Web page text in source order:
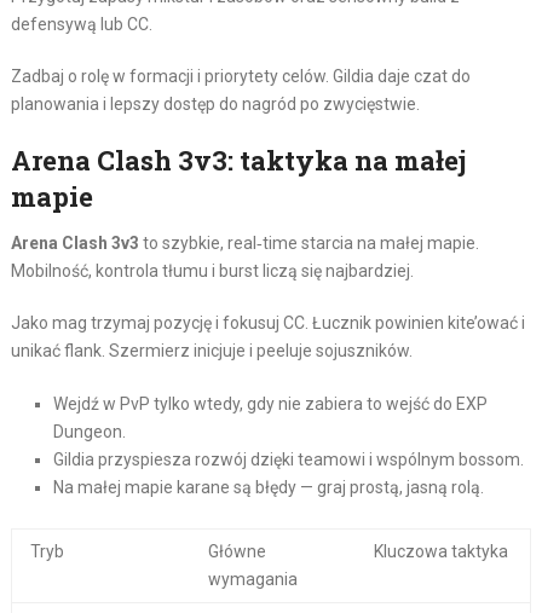
defensywą lub CC.
Zadbaj o rolę w formacji i priorytety celów. Gildia daje czat do
planowania i lepszy dostęp do nagród po zwycięstwie.
Arena Clash 3v3: taktyka na małej
mapie
Arena Clash 3v3 to szybkie, real‑time starcia na małej mapie.
Mobilność, kontrola tłumu i burst liczą się najbardziej.
Jako mag trzymaj pozycję i fokusuj CC. Łucznik powinien kite’ować i
unikać flank. Szermierz inicjuje i peeluje sojuszników.
Wejdź w PvP tylko wtedy, gdy nie zabiera to wejść do EXP
Dungeon.
Gildia przyspiesza rozwój dzięki teamowi i wspólnym bossom.
Na małej mapie karane są błędy — graj prostą, jasną rolą.
Tryb
Główne
wymagania
Kluczowa taktyka